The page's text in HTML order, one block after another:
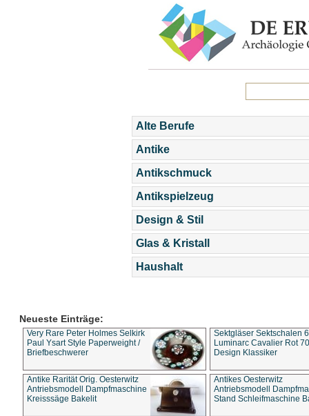
Alte Berufe
Antike
Antikschmuck
Antikspielzeug
Design & Stil
Glas & Kristall
Haushalt
Neueste Einträge:
Very Rare Peter Holmes Selkirk
Paul Ysart Style Paperweight /
Briefbeschwerer
Sektgläser Sektschalen
Luminarc Cavalier Rot
Design Klassiker
Antike Rarität Orig. Oesterwitz
Antriebsmodell Dampfmaschine
Kreisssäge Bakelit
Antikes Oesterwitz
Antriebsmodell
Stand Schleifmaschine